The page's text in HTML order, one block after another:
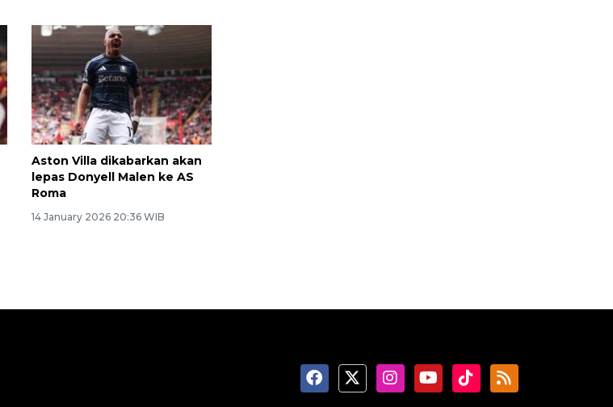
Aston Villa dikabarkan akan
lepas Donyell Malen ke AS
Roma
14 January 2026 20:36 WIB